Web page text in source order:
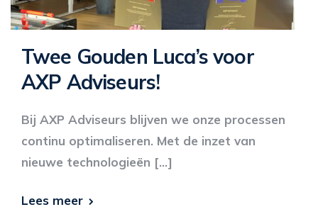
Twee Gouden Luca’s voor
AXP Adviseurs!
Bij AXP Adviseurs blijven we onze processen
continu optimaliseren. Met de inzet van
nieuwe technologieën […]
Lees meer